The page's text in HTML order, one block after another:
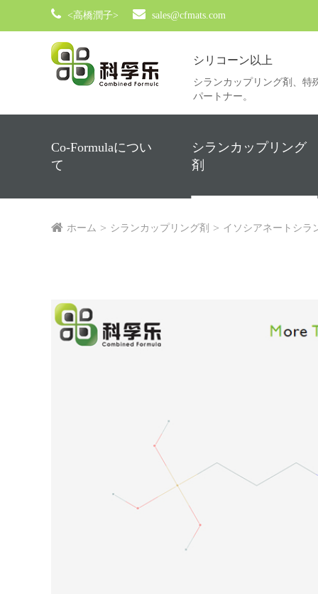
<高橋潤子> sales@cfmats.com
シリコーン以上
シランカップリング剤、特
パートナー。
Co-Formulaについ
て
シランカップリング
剤
ホーム シランカップリング剤 イソシアネートシラ